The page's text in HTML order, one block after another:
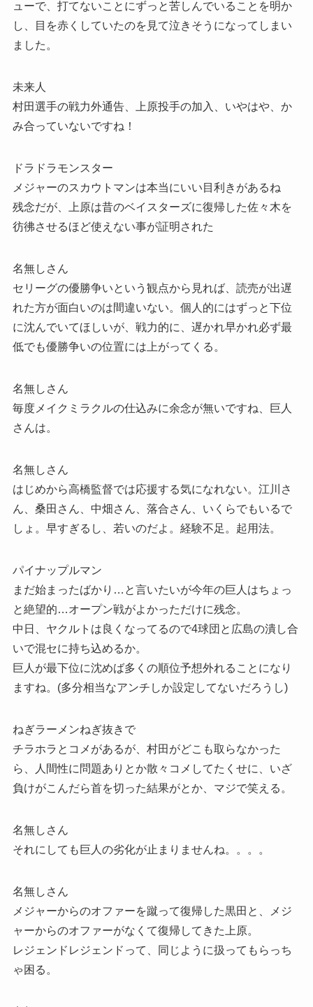
ューで、打てないことにずっと苦しんでいることを明か
し、目を赤くしていたのを見て泣きそうになってしまい
ました。
未来人
村田選手の戦力外通告、上原投手の加入、いやはや、か
み合っていないですね！
ドラドラモンスター
メジャーのスカウトマンは本当にいい目利きがあるね
残念だが、上原は昔のベイスターズに復帰した佐々木を
彷彿させるほど使えない事が証明された
名無しさん
セリーグの優勝争いという観点から見れば、読売が出遅
れた方が面白いのは間違いない。個人的にはずっと下位
に沈んでいてほしいが、戦力的に、遅かれ早かれ必ず最
低でも優勝争いの位置には上がってくる。
名無しさん
毎度メイクミラクルの仕込みに余念が無いですね、巨人
さんは。
名無しさん
はじめから高橋監督では応援する気になれない。江川さ
ん、桑田さん、中畑さん、落合さん、いくらでもいるで
しょ。早すぎるし、若いのだよ。経験不足。起用法。
パイナップルマン
まだ始まったばかり…と言いたいが今年の巨人はちょっ
と絶望的…オープン戦がよかっただけに残念。
中日、ヤクルトは良くなってるので4球団と広島の潰し合
いで混セに持ち込めるか。
巨人が最下位に沈めば多くの順位予想外れることになり
ますね。(多分相当なアンチしか設定してないだろうし)
ねぎラーメンねぎ抜きで
チラホラとコメがあるが、村田がどこも取らなかった
ら、人間性に問題ありとか散々コメしてたくせに、いざ
負けがこんだら首を切った結果がとか、マジで笑える。
名無しさん
それにしても巨人の劣化が止まりませんね。。。。
名無しさん
メジャーからのオファーを蹴って復帰した黒田と、メジ
ャーからのオファーがなくて復帰してきた上原。
レジェンドレジェンドって、同じように扱ってもらっち
ゃ困る。